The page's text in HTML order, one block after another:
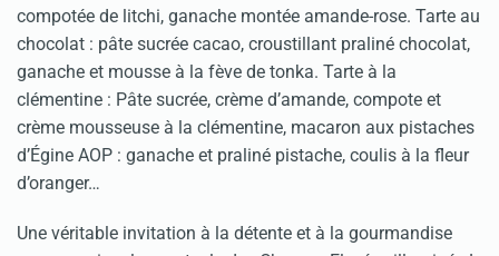
compotée de litchi, ganache montée amande-rose. Tarte au
chocolat : pâte sucrée cacao, croustillant praliné chocolat,
ganache et mousse à la fève de tonka. Tarte à la
clémentine : Pâte sucrée, crème d’amande, compote et
crème mousseuse à la clémentine, macaron aux pistaches
d’Égine AOP : ganache et praliné pistache, coulis à la fleur
d’oranger…
Une véritable invitation à la détente et à la gourmandise